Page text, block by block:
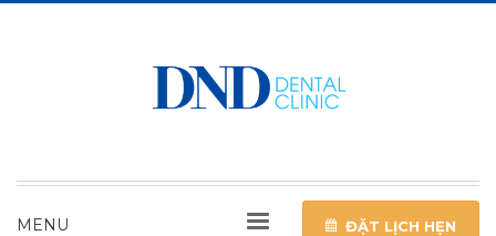
MENU ĐẶT LỊCH HẸN